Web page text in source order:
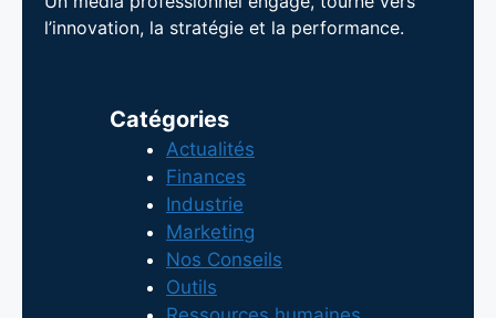
l’innovation, la stratégie et la performance.
Catégories
Actualités
Finances
Industrie
Marketing
Nos Conseils
Outils